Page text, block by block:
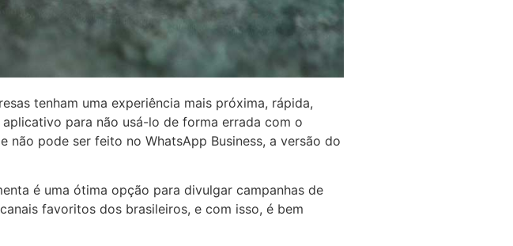
tenham uma experiência mais próxima, rápida,
para não usá-lo de forma errada com o
pode ser feito no WhatsApp Business, a versão do
é uma ótima opção para divulgar campanhas de
favoritos dos brasileiros, e com isso, é bem